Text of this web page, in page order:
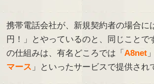
携帯電話会社が、新規契約者の場合に
円！」とやっているのと、同じことで
の仕組みは、有名どころでは「A8net
マース 」といったサービスで提供され